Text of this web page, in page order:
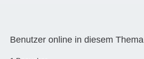
Benutzer online in diesem Thema